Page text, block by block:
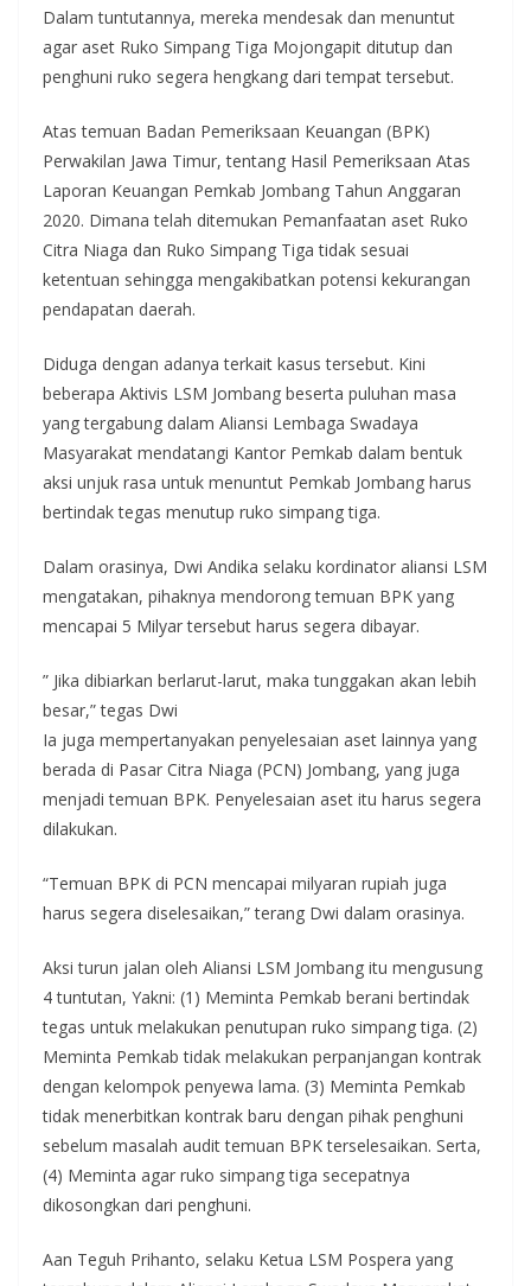
Dalam tuntutannya, mereka mendesak dan menuntut
agar aset Ruko Simpang Tiga Mojongapit ditutup dan
penghuni ruko segera hengkang dari tempat tersebut.
Atas temuan Badan Pemeriksaan Keuangan (BPK)
Perwakilan Jawa Timur, tentang Hasil Pemeriksaan Atas
Laporan Keuangan Pemkab Jombang Tahun Anggaran
2020. Dimana telah ditemukan Pemanfaatan aset Ruko
Citra Niaga dan Ruko Simpang Tiga tidak sesuai
ketentuan sehingga mengakibatkan potensi kekurangan
pendapatan daerah.
Diduga dengan adanya terkait kasus tersebut. Kini
beberapa Aktivis LSM Jombang beserta puluhan masa
yang tergabung dalam Aliansi Lembaga Swadaya
Masyarakat mendatangi Kantor Pemkab dalam bentuk
aksi unjuk rasa untuk menuntut Pemkab Jombang harus
bertindak tegas menutup ruko simpang tiga.
Dalam orasinya, Dwi Andika selaku kordinator aliansi LSM
mengatakan, pihaknya mendorong temuan BPK yang
mencapai 5 Milyar tersebut harus segera dibayar.
” Jika dibiarkan berlarut-larut, maka tunggakan akan lebih
besar,” tegas Dwi
Ia juga mempertanyakan penyelesaian aset lainnya yang
berada di Pasar Citra Niaga (PCN) Jombang, yang juga
menjadi temuan BPK. Penyelesaian aset itu harus segera
dilakukan.
“Temuan BPK di PCN mencapai milyaran rupiah juga
harus segera diselesaikan,” terang Dwi dalam orasinya.
Aksi turun jalan oleh Aliansi LSM Jombang itu mengusung
4 tuntutan, Yakni: (1) Meminta Pemkab berani bertindak
tegas untuk melakukan penutupan ruko simpang tiga. (2)
Meminta Pemkab tidak melakukan perpanjangan kontrak
dengan kelompok penyewa lama. (3) Meminta Pemkab
tidak menerbitkan kontrak baru dengan pihak penghuni
sebelum masalah audit temuan BPK terselesaikan. Serta,
(4) Meminta agar ruko simpang tiga secepatnya
dikosongkan dari penghuni.
Aan Teguh Prihanto, selaku Ketua LSM Pospera yang